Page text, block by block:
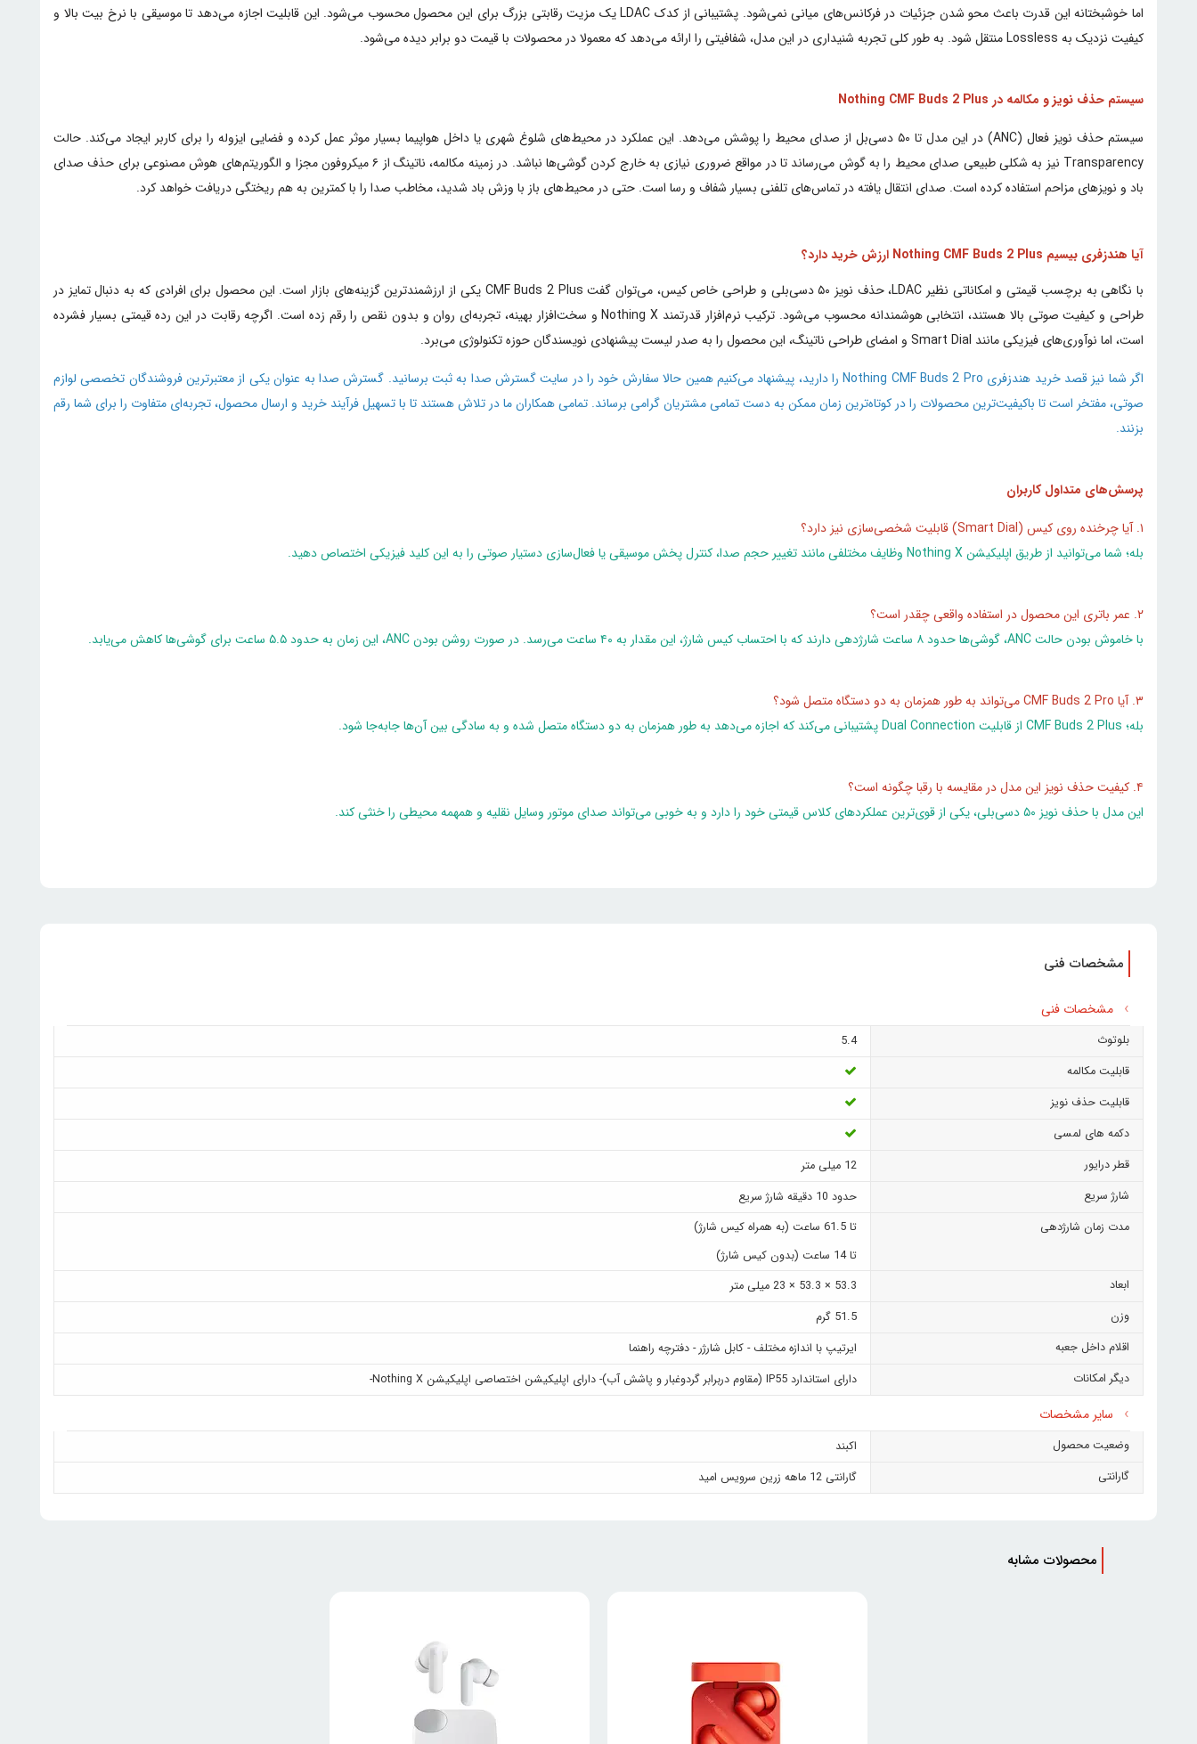
اما خوشبختانه این قدرت باعث محو شدن جزئیات در فرکانس‌های میانی نمی‌شود. پشتیبانی از کدک LDAC یک مزیت رقابتی بزرگ برای این محصول محسوب می‌شود. این قابلیت اجازه می‌دهد تا موسیقی با نرخ بیت بالا و
کیفیت نزدیک به Lossless منتقل شود. به طور کلی تجربه شنیداری در این مدل، شفافیتی را ارائه می‌دهد که معمولا در محصولات با قیمت دو برابر دیده می‌شود.
سیستم حذف نویز و مکالمه در Nothing CMF Buds 2 Plus
سیستم حذف نویز فعال (ANC) در این مدل تا ۵۰ دسی‌بل از صدای محیط را پوشش می‌دهد. این عملکرد در محیط‌های شلوغ شهری یا داخل هواپیما بسیار موثر عمل کرده و فضایی ایزوله را برای کاربر ایجاد می‌کند. حالت
Transparency نیز به شکلی طبیعی صدای محیط را به گوش می‌رساند تا در مواقع ضروری نیازی به خارج کردن گوشی‌ها نباشد. در زمینه مکالمه، ناتینگ از ۶ میکروفون مجزا و الگوریتم‌های هوش مصنوعی برای حذف صدای
باد و نویزهای مزاحم استفاده کرده است. صدای انتقال یافته در تماس‌های تلفنی بسیار شفاف و رسا است. حتی در محیط‌های باز با وزش باد شدید، مخاطب صدا را با کمترین به هم ریختگی دریافت خواهد کرد.
آیا هندزفری بیسیم Nothing CMF Buds 2 Plus
ارزش خرید دارد؟
با نگاهی به برچسب قیمتی و امکاناتی نظیر LDAC، حذف نویز ۵۰ دسی‌بلی و طراحی خاص کیس، می‌توان گفت CMF Buds 2 Plus یکی از ارزشمندترین گزینه‌های بازار است. این محصول برای افرادی که به دنبال تمایز در
طراحی و کیفیت صوتی بالا هستند، انتخابی هوشمندانه محسوب می‌شود. ترکیب نرم‌افزار قدرتمند Nothing X و سخت‌افزار بهینه، تجربه‌ای روان و بدون نقص را رقم زده است. اگرچه رقابت در این رده قیمتی بسیار فشرده
است، اما نوآوری‌های فیزیکی مانند Smart Dial و امضای طراحی ناتینگ، این محصول را به صدر لیست پیشنهادی نویسندگان حوزه تکنولوژی می‌برد.
اگر شما نیز قصد خرید هندزفری Nothing CMF Buds 2 Pro را دارید، پیشنهاد می‌کنیم همین حالا سفارش خود را در سایت گسترش صدا به ثبت برسانید. گسترش صدا به عنوان یکی از معتبرترین فروشندگان تخصصی لوازم
صوتی، مفتخر است تا باکیفیت‌ترین محصولات را در کوتاه‌ترین زمان ممکن به دست تمامی مشتریان گرامی برساند. تمامی همکاران ما در تلاش هستند تا با تسهیل فرآیند خرید و ارسال محصول، تجربه‌ای متفاوت را برای شما رقم
بزنند.
پرسش‌های متداول کاربران
۱. آیا چرخنده روی کیس (Smart Dial) قابلیت شخصی‌سازی نیز دارد؟
بله؛ شما می‌توانید از طریق اپلیکیشن Nothing X وظایف مختلفی مانند تغییر حجم صدا، کنترل پخش موسیقی یا فعال‌سازی دستیار صوتی را به این کلید فیزیکی اختصاص دهید.
۲. عمر باتری این محصول در استفاده واقعی چقدر است؟
با خاموش بودن حالت ANC، گوشی‌ها حدود ۸ ساعت شارژدهی دارند که با احتساب کیس شارژ، این مقدار به ۴۰ ساعت می‌رسد. در صورت روشن بودن ANC، این زمان به حدود ۵.۵ ساعت برای گوشی‌ها کاهش می‌یابد.
۳. آیا CMF Buds 2 Pro می‌تواند به طور همزمان به دو دستگاه متصل شود؟
بله؛ CMF Buds 2 Plus از قابلیت Dual Connection پشتیبانی می‌کند که اجازه می‌دهد به طور همزمان به دو دستگاه متصل شده و به سادگی بین آن‌ها جابه‌جا شود.
۴. کیفیت حذف نویز این مدل در مقایسه با رقبا چگونه است؟
این مدل با حذف نویز ۵۰ دسی‌بلی، یکی از قوی‌ترین عملکردهای کلاس قیمتی خود را دارد و به خوبی می‌تواند صدای موتور وسایل نقلیه و همهمه محیطی را خنثی کند.
مشخصات فنی
مشخصات فنی
بلوتوث
5.4
قابلیت مکالمه
قابلیت حذف نویز
دکمه های لمسی
قطر درایور
12 میلی متر
شارژ سریع
حدود 10 دقیقه شارژ سریع
مدت زمان شارژدهی
تا 61.5 ساعت (به همراه کیس شارژ)
تا 14 ساعت (بدون کیس شارژ)
ابعاد
53.3 × 53.3 × 23 میلی‌ متر
وزن
51.5 گرم
اقلام داخل جعبه
ایرتیپ با اندازه مختلف - کابل شارژر - دفترچه راهنما
دیگر امکانات
دارای استاندارد IP55 (مقاوم دربرابر گردوغبار و پاشش آب)- دارای اپلیکیشن اختصاصی اپلیکیشن Nothing X-
سایر مشخصات
وضعیت محصول
اکبند
گارانتی
گارانتی 12 ماهه زرین سرویس امید
محصولات مشابه